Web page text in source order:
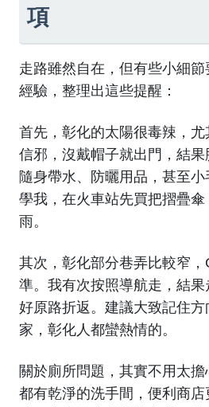
項
走路雖然自在，但有些小細
經驗，整理出這些提醒：
首先，彰化的太陽很毒辣，
信邪，沒戴帽子就出門，結
隨身帶水、防曬用品，甚至
學我，在火車站先買把摺疊
雨。
其次，彰化部分巷弄比較窄
準。我有次按照導航走，結
好原路折返。建議大致記住
家，彰化人都蠻熱情的。
關於廁所問題，其實不用太
都有乾淨的洗手間，便利商